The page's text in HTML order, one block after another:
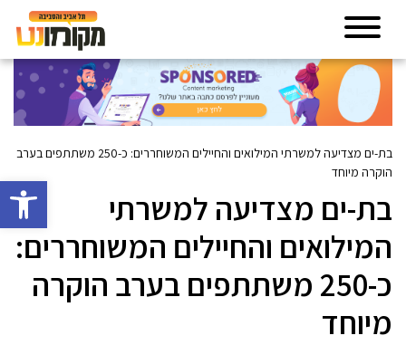
פתח
בת-ים מצדיעה למשרתי המילואים והחיילים המשוחררים: כ-250 משתתפים בערב
הוקרה מיוחד
בת-ים מצדיעה למשרתי
המילואים והחיילים המשוחררים:
כ-250 משתתפים בערב הוקרה
מיוחד